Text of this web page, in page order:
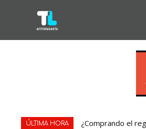
ÚLTIMA HORA ¿Comprando el